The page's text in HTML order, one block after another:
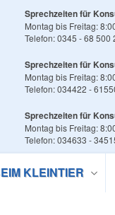
Sprechzeiten für
Montag bis Freitag:
Telefon: 0345 - 68 500
Sprechzeiten für
Montag bis Freitag:
Telefon: 034422 -
Sprechzeiten für
Montag bis Freitag:
Telefon: 034633 -
KLEINTIER